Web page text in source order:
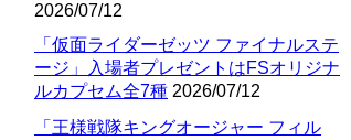
2026/07/12
「仮面ライダーゼッツ ファイナルステ
ージ」入場者プレゼントはFSオリジナ
ルカプセム全7種 2026/07/12
「王様戦隊キングオージャー フィル